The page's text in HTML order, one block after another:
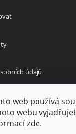
web používá
webu
zde.
údajů